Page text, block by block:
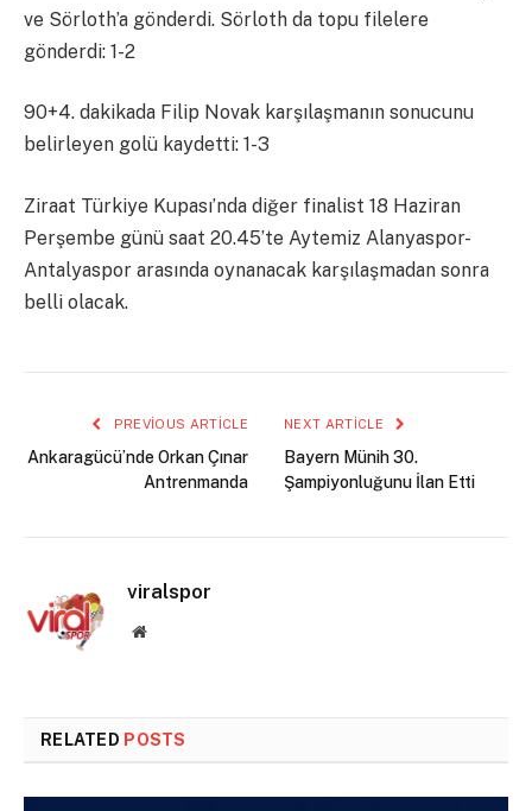
ve Sörloth’a gönderdi. Sörloth da topu filelere
gönderdi: 1-2
90+4. dakikada Filip Novak karşılaşmanın sonucunu
belirleyen golü kaydetti: 1-3
Ziraat Türkiye Kupası’nda diğer finalist 18 Haziran
Perşembe günü saat 20.45’te Aytemiz Alanyaspor-
Antalyaspor arasında oynanacak karşılaşmadan sonra
belli olacak.
PREVIOUS ARTICLE
Ankaragücü’nde Orkan Çınar
Antrenmanda
NEXT ARTICLE
Bayern Münih 30.
Şampiyonluğunu İlan Etti
viralspor
Website
RELATED POSTS